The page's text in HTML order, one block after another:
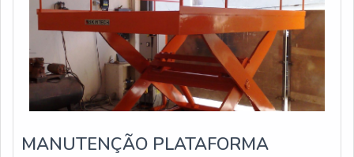
MANUTENÇÃO PLATAFORMA